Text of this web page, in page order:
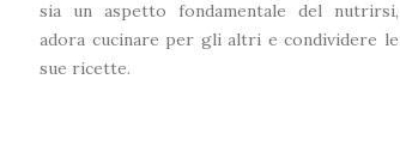
sia un aspetto fondamentale del nutrirsi,
adora cucinare per gli altri e condividere le
sue ricette.